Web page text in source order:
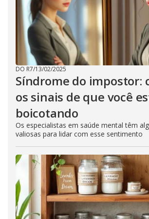
DO R7/13/02/2025
Síndrome do impostor:
os sinais de que você
boicotando
Os especialistas em saúde mental têm
valiosas para lidar com esse sentimento